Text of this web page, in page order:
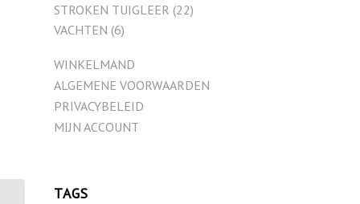
STROKEN TUIGLEER (22)
VACHTEN (6)
WINKELMAND
ALGEMENE VOORWAARDEN
PRIVACYBELEID
MIJN ACCOUNT
TAGS